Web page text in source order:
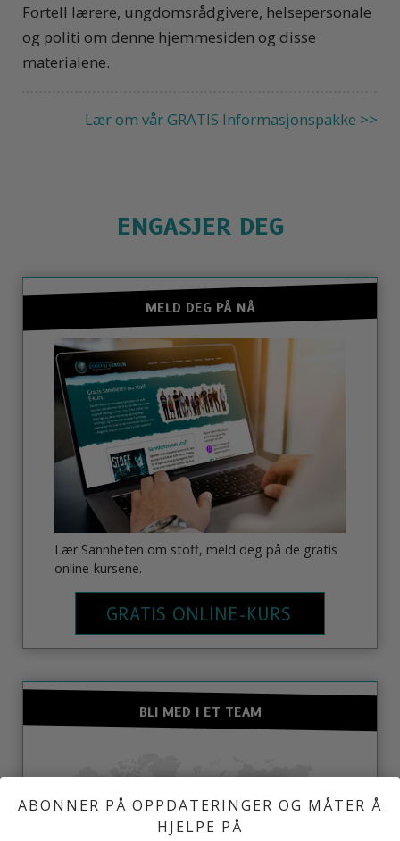
Fortell lærere, ungdomsrådgivere, helsepersonale
og politi om denne hjemmesiden og disse
materialene.
Lær om vår GRATIS Informasjonspakke >>
ENGASJER DEG
MELD DEG PÅ NÅ
Lær Sannheten om stoff, meld deg på de gratis
online-kursene.
GRATIS ONLINE-KURS
BLI MED I ET TEAM
ABONNER PÅ OPPDATERINGER OG MÅTER Å
HJELPE PÅ